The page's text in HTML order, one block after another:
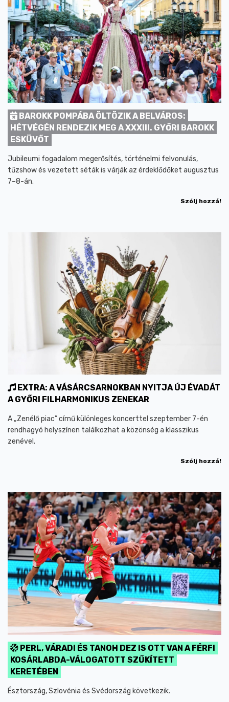
BAROKK POMPÁBA ÖLTÖZIK A BELVÁROS:
HÉTVÉGÉN RENDEZIK MEG A XXXIII. GYŐRI BAROKK
ESKÜVŐT
Jubileumi fogadalom megerősítés, történelmi felvonulás,
tűzshow és vezetett séták is várják az érdeklődőket augusztus
7–8-án.
Szólj hozzá!
EXTRA: A VÁSÁRCSARNOKBAN NYITJA ÚJ ÉVADÁT
A GYŐRI FILHARMONIKUS ZENEKAR
A „Zenélő piac” című különleges koncerttel szeptember 7-én
rendhagyó helyszínen találkozhat a közönség a klasszikus
zenével.
Szólj hozzá!
PERL, VÁRADI ÉS TANOH DEZ IS OTT VAN A FÉRFI
KOSÁRLABDA-VÁLOGATOTT SZŰKÍTETT
KERETÉBEN
Észtország, Szlovénia és Svédország következik.